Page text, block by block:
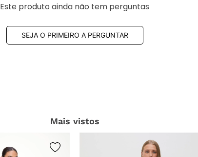
Este produto ainda não tem perguntas
SEJA O PRIMEIRO A PERGUNTAR
Mais vistos